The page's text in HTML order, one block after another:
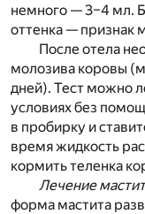
немного — 3–4 мл.
оттенка — признак
После отела
молозива коровы
дней). Тест можно
условиях без
в пробирку и
время жидкость
кормить теленка
Лечение
форма мастита